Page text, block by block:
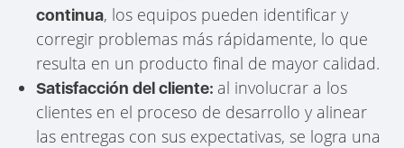
continua, los equipos pueden identificar y
corregir problemas más rápidamente, lo que
resulta en un producto final de mayor calidad.
Satisfacción del cliente: al involucrar a los
clientes en el proceso de desarrollo y alinear
las entregas con sus expectativas, se logra una